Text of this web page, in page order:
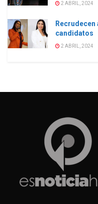
2 ABRIL, 2024
candidatos
2 ABRIL, 2024